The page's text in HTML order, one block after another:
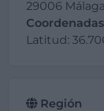
29006
Latitud:
Región